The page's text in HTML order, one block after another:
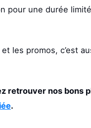
pour une durée
les promos, c’est
retrouver nos bons
.